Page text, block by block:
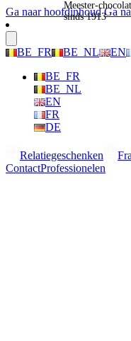
Ga naar hoofdinhoud Ga
BE_FR BE_NL EN
BE_FR
BE_NL
EN
FR
DE
Relatiegeschenken
ContactProfessionelen
Meester-
sinds 1913